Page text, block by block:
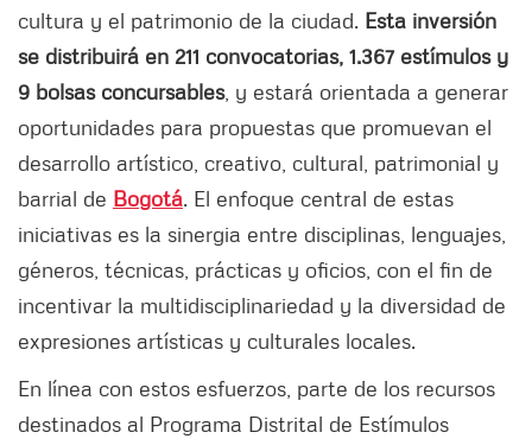
cultura y el patrimonio de la ciudad. Esta inversión
se distribuirá en 211 convocatorias, 1.367 estímulos y
9 bolsas concursables, y estará orientada a generar
oportunidades para propuestas que promuevan el
desarrollo artístico, creativo, cultural, patrimonial y
barrial de Bogotá. El enfoque central de estas
iniciativas es la sinergia entre disciplinas, lenguajes,
géneros, técnicas, prácticas y oficios, con el fin de
incentivar la multidisciplinariedad y la diversidad de
expresiones artísticas y culturales locales.
En línea con estos esfuerzos, parte de los recursos
destinados al Programa Distrital de Estímulos